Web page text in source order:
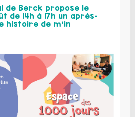
de Berck propose le
de 14h à 17h un après-
histoire de m’in